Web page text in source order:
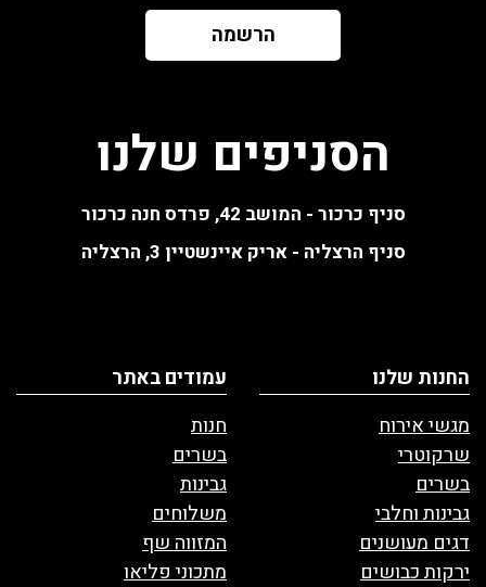
הרשמה
הסניפים שלנו
סניף כרכור - המושב 42, פרדס חנה כרכור
סניף הרצליה - אריק איינשטיין 3, הרצליה
החנות שלנו
מגשי אירוח
שרקוטרי
בשרים
גבינות וחלבי
דגים מעושנים
ירקות כבושים
עמודים באתר
חנות
בשרים
גבינות
משלוחים
המזווה שף
מתכוני פליאו